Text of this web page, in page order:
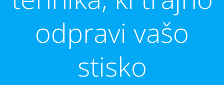
odpravi vašo
stisko